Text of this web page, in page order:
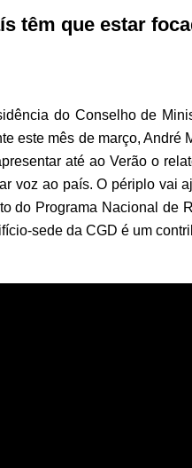
têm que estar
do Conselho de
este mês de março,
até ao Verão o
voz ao país. O périplo vai
do Programa Nacional de
sede da CGD é um